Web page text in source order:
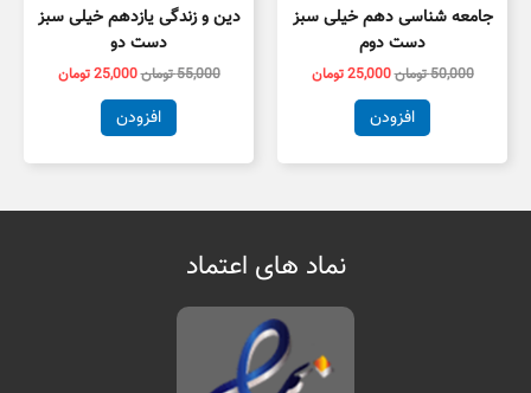
جامعه شناسی دهم خیلی سبز
دست دوم
50,000تومان25,000تومان
افزودن
دین و زندگی یازدهم خیلی سبز
دست دو
55,000تومان25,000تومان
افزودن
نماد های اعتماد